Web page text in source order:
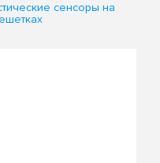
сенсоры на